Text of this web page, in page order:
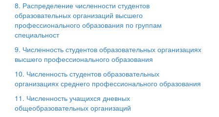
8. Распределение численности студентов
образовательных организаций высшего
профессионального образования по группам
специальност
9. Численность студентов образовательных организациях
высшего профессионального образования
10. Численность студентов образовательных
организациях среднего профессионального образования
11. Численность учащихся дневных
общеобразовательных организаций